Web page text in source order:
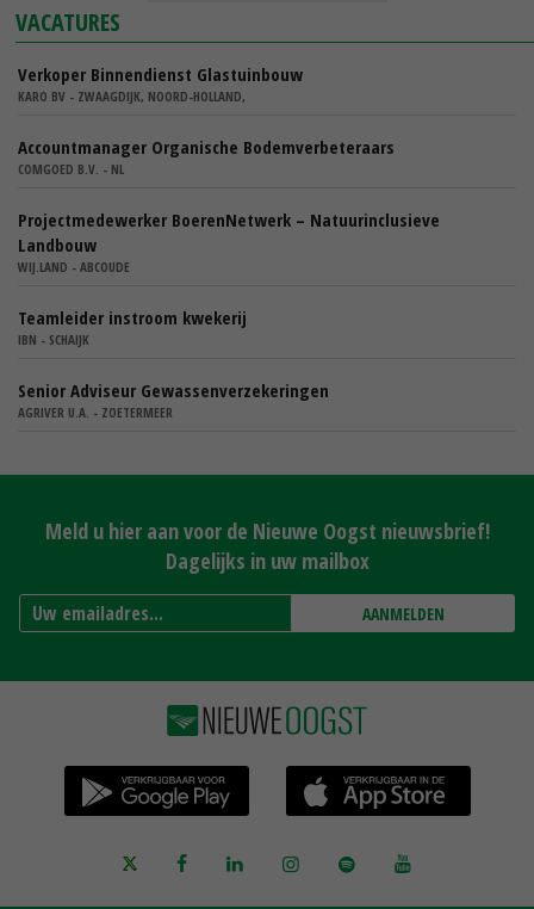
VACATURES
Verkoper Binnendienst Glastuinbouw
KARO BV - ZWAAGDIJK, NOORD-HOLLAND,
Accountmanager Organische Bodemverbeteraars
COMGOED B.V. - NL
Projectmedewerker BoerenNetwerk – Natuurinclusieve
Landbouw
WIJ.LAND - ABCOUDE
Teamleider instroom kwekerij
IBN - SCHAIJK
Senior Adviseur Gewassenverzekeringen
AGRIVER U.A. - ZOETERMEER
Meld u hier aan voor de Nieuwe Oogst nieuwsbrief!
Dagelijks in uw mailbox
AANMELDEN